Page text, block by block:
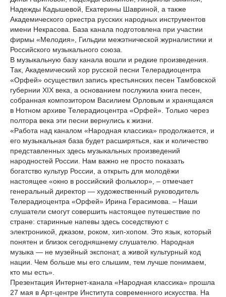
Надежды Кадышевой, Екатерины Шавриной, а также
Академического оркестра русских народных инструментов
имени Некрасова. База канала подготовлена при участии
фирмы «Мелодия», Гильдии межэтнической журналистики и
Российского музыкального союза.
В музыкальную базу канала вошли и редкие произведения.
Так, Академический хор русской песни Телерадиоцентра
«Орфей» осуществил запись крестьянских песен Тамбовской
губернии XIX века, а основанием послужила книга песен,
собранная композитором Василием Орловым и хранящаяся
в Нотном архиве Телерадиоцентра «Орфей». Только через
полтора века эти песни вернулись к жизни.
«Работа над каналом «Народная классика» продолжается, и
его музыкальная база будет расширяться, как и количество
представленных здесь музыкальных произведений
народностей России. Нам важно не просто показать
богатство культур России, а открыть для молодёжи
настоящее «окно в российский фольклор», – отмечает
генеральный директор — художественный руководитель
Телерадиоцентра «Орфей» Ирина Герасимова. – Наши
слушатели смогут совершить настоящее путешествие по
стране: старинные напевы здесь соседствуют с
электроникой, джазом, роком, хип-хопом. Это язык, который
понятен и близок сегодняшнему слушателю. Народная
музыка — не музейный экспонат, а живой культурный код
нации. Чем больше мы его слышим, тем лучше понимаем,
кто мы есть».
Презентация Интернет-канала «Народная классика» прошла
27 мая в Арт-центре Института современного искусства. На